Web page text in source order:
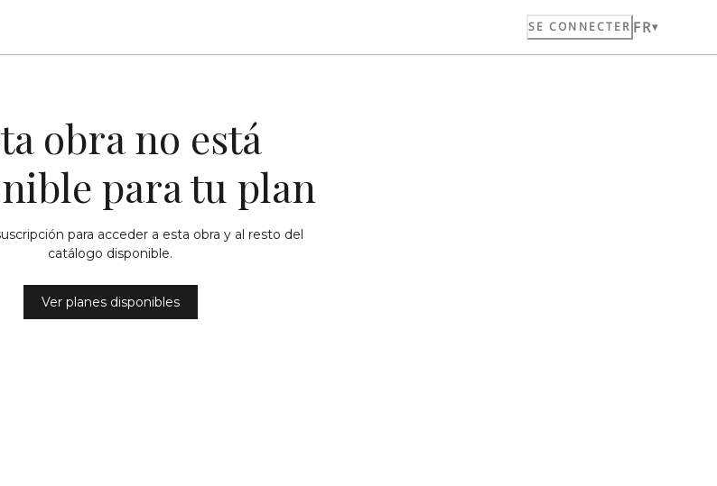
SE CONNECTER FR
obra no está
para tu plan
para acceder a esta obra y al resto del
catálogo disponible.
Ver planes disponibles